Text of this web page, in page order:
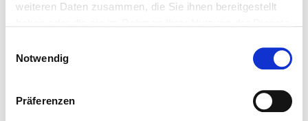
weiteren Daten zusammen, die Sie ihnen bereitgestellt
Notwendig
Präferenzen